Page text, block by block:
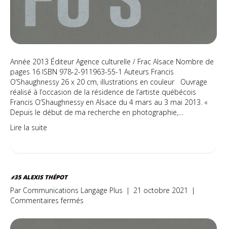
Année 2013 Éditeur Agence culturelle / Frac Alsace Nombre de
pages 16 ISBN 978-2-911963-55-1 Auteurs Francis
O’Shaughnessy 26 x 20 cm, illustrations en couleur Ouvrage
réalisé à l’occasion de la résidence de l’artiste québécois
Francis O’Shaughnessy en Alsace du 4 mars au 3 mai 2013. «
Depuis le début de ma recherche en photographie,…
Lire la suite
#35 ALEXIS THÉPOT
Par Communications Langage Plus | 21 octobre 2021
|
Commentaires fermés
Alexis